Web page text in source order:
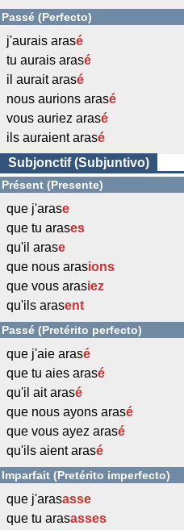
Passé (Perfecto)
j'aurais arasé
tu aurais arasé
il aurait arasé
nous aurions arasé
vous auriez arasé
ils auraient arasé
Subjonctif (Subjuntivo)
Présent (Presente)
que j'arase
que tu arases
qu'il arase
que nous arasions
que vous arasiez
qu'ils arasent
Passé (Pretérito perfecto)
que j'aie arasé
que tu aies arasé
qu'il ait arasé
que nous ayons arasé
que vous ayez arasé
qu'ils aient arasé
Imparfait (Pretérito imperfecto)
que j'arasasse
que tu arasasses